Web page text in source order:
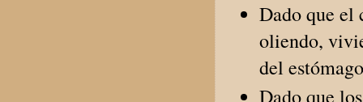
Dado que el
oliendo,
del
Dado que